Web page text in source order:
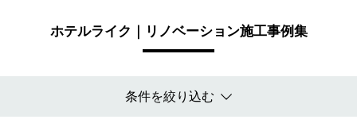
ホテルライク｜リノベーション施工事例集
条件を絞り込む